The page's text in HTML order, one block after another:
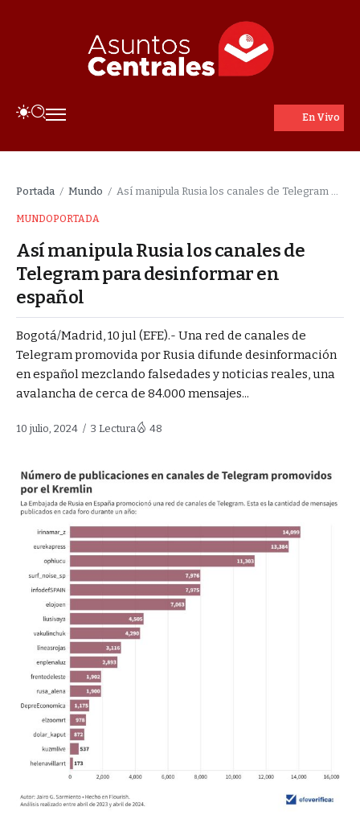
Portada / Mundo / Así manipula Rusia los canales de Telegram para desinformar en español
MUNDOPORTADA
Así manipula Rusia los canales de
Telegram para desinformar en
español
Bogotá/Madrid, 10 jul (EFE).- Una red de canales de
Telegram promovida por Rusia difunde desinformación
en español mezclando falsedades y noticias reales, una
avalancha de cerca de 84.000 mensajes...
10 julio, 2024 3 Lectura 48